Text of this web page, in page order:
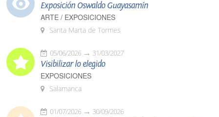
Exposición Oswaldo Guayasamín
ARTE / EXPOSICIONES
Santa Marta de Tormes
05/06/2026 31/03/2027
Visibilizar lo elegido
EXPOSICIONES
Salamanca
01/07/2026 30/09/2026